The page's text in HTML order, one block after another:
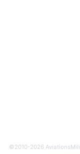
©2010-2026